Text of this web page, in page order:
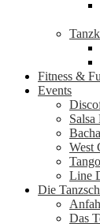
Fitness &
Events
Salsa
West
Line
Die
Das